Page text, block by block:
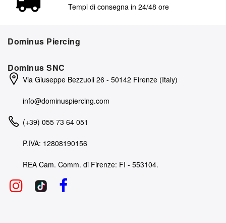
Tempi di consegna in 24/48 ore
Dominus Piercing
Dominus SNC
Via Giuseppe Bezzuoli 26 - 50142 Firenze (Italy)
info@dominuspiercing.com
(+39) 055 73 64 051
P.IVA: 12808190156
REA Cam. Comm. di Firenze: FI - 553104.